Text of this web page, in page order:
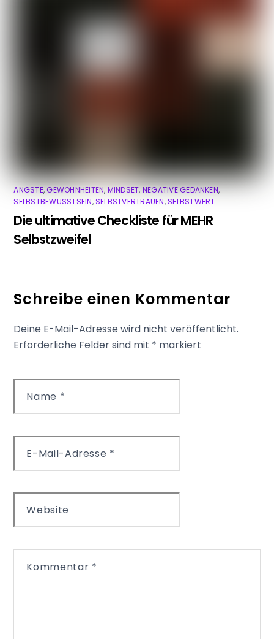
ÄNGSTE,GEWOHNHEITEN, MINDSET,NEGATIVE GEDANKEN,
SELBSTBEWUSSTSEIN,SELBSTVERTRAUEN,SELBSTWERT
Die ultimative Checkliste für MEHR
Selbstzweifel
Schreibe einen Kommentar
Deine E-Mail-Adresse wird nicht veröffentlicht.
Erforderliche Felder sind mit * markiert
Kommentar *
Name *
E-Mail-Adresse *
Website